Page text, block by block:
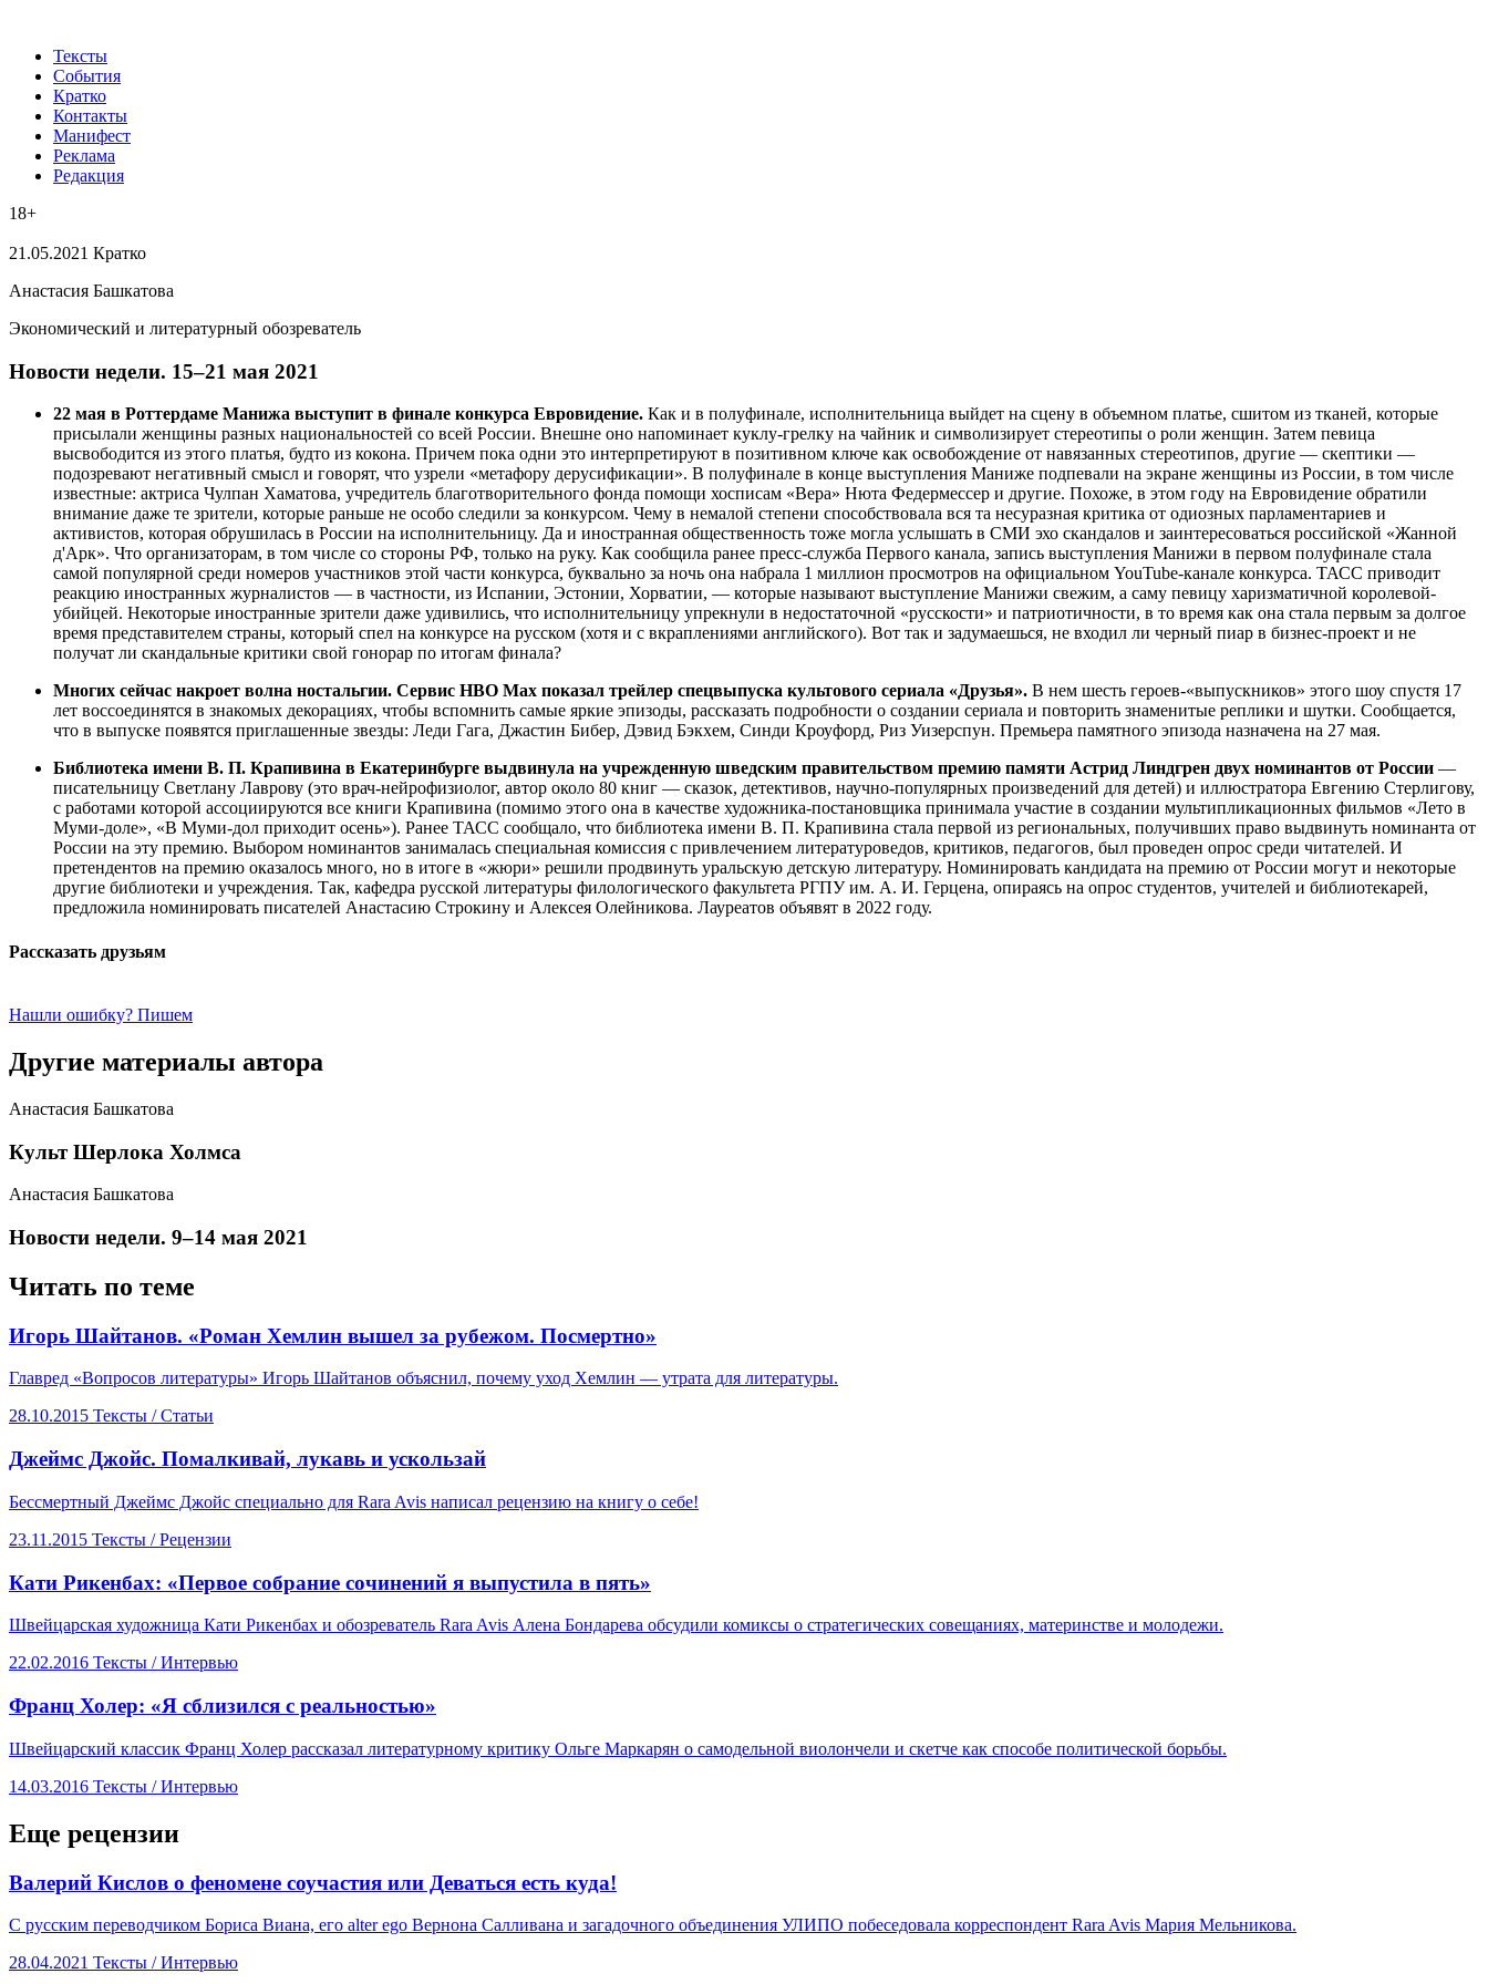
Тексты
События
Кратко
Контакты
Манифест
Реклама
Редакция
18+
21.05.2021 Кратко
Анастасия Башкатова
Экономический и литературный обозреватель
​Новости недели. 15–21 мая 2021
22 мая в Роттердаме Манижа выступит в финале конкурса Евровидение. Как и в полуфинале, исполнительница выйдет на сцену в объемном платье, сшитом из тканей, которые
присылали женщины разных национальностей со всей России. Внешне оно напоминает куклу-грелку на чайник и символизирует стереотипы о роли женщин. Затем певица
высвободится из этого платья, будто из кокона. Причем пока одни это интерпретируют в позитивном ключе как освобождение от навязанных стереотипов, другие — скептики —
подозревают негативный смысл и говорят, что узрели «метафору дерусификации». В полуфинале в конце выступления Маниже подпевали на экране женщины из России, в том числе
известные: актриса Чулпан Хаматова, учредитель благотворительного фонда помощи хосписам «Вера» Нюта Федермессер и другие. Похоже, в этом году на Евровидение обратили
внимание даже те зрители, которые раньше не особо следили за конкурсом. Чему в немалой степени способствовала вся та несуразная критика от одиозных парламентариев и
активистов, которая обрушилась в России на исполнительницу. Да и иностранная общественность тоже могла услышать в СМИ эхо скандалов и заинтересоваться российской «Жанной
д'Арк». Что организаторам, в том числе со стороны РФ, только на руку. Как сообщила ранее пресс-служба Первого канала, запись выступления Манижи в первом полуфинале стала
самой популярной среди номеров участников этой части конкурса, буквально за ночь она набрала 1 миллион просмотров на официальном YouTube-канале конкурса. ТАСС приводит
реакцию иностранных журналистов — в частности, из Испании, Эстонии, Хорватии, — которые называют выступление Манижи свежим, а саму певицу харизматичной королевой-
убийцей. Некоторые иностранные зрители даже удивились, что исполнительницу упрекнули в недостаточной «русскости» и патриотичности, в то время как она стала первым за долгое
время представителем страны, который спел на конкурсе на русском (хотя и с вкраплениями английского). Вот так и задумаешься, не входил ли черный пиар в бизнес-проект и не
получат ли скандальные критики свой гонорар по итогам финала?
Многих сейчас накроет волна ностальгии. Сервис HBO Max показал трейлер спецвыпуска культового сериала «Друзья». В нем шесть героев-«выпускников» этого шоу спустя 17
лет воссоединятся в знакомых декорациях, чтобы вспомнить самые яркие эпизоды, рассказать подробности о создании сериала и повторить знаменитые реплики и шутки. Сообщается,
что в выпуске появятся приглашенные звезды: Леди Гага, Джастин Бибер, Дэвид Бэкхем, Синди Кроуфорд, Риз Уизерспун. Премьера памятного эпизода назначена на 27 мая.
Библиотека имени В. П. Крапивина в Екатеринбурге выдвинула на учрежденную шведским правительством премию памяти Астрид Линдгрен двух номинантов от России —
писательницу Светлану Лаврову (это врач-нейрофизиолог, автор около 80 книг — сказок, детективов, научно-популярных произведений для детей) и иллюстратора Евгению Стерлигову,
с работами которой ассоциируются все книги Крапивина (помимо этого она в качестве художника-постановщика принимала участие в создании мультипликационных фильмов «Лето в
Муми-доле», «В Муми-дол приходит осень»). Ранее ТАСС сообщало, что библиотека имени В. П. Крапивина стала первой из региональных, получивших право выдвинуть номинанта от
России на эту премию. Выбором номинантов занималась специальная комиссия с привлечением литературоведов, критиков, педагогов, был проведен опрос среди читателей. И
претендентов на премию оказалось много, но в итоге в «жюри» решили продвинуть уральскую детскую литературу. Номинировать кандидата на премию от России могут и некоторые
другие библиотеки и учреждения. Так, кафедра русской литературы филологического факультета РГПУ им. А. И. Герцена, опираясь на опрос студентов, учителей и библиотекарей,
предложила номинировать писателей Анастасию Строкину и Алексея Олейникова. Лауреатов объявят в 2022 году.
Рассказать друзьям
Нашли ошибку? Пишем
Другие материалы автора
Анастасия Башкатова
Культ Шерлока Холмса
Анастасия Башкатова
Новости недели. 9–14 мая 2021
Читать по теме
​Игорь Шайтанов. «Роман Хемлин вышел за рубежом. Посмертно»
Главред «Вопросов литературы» Игорь Шайтанов объяснил, почему уход Хемлин — утрата для литературы.
28.10.2015 Тексты /Статьи
​Джеймс Джойс. Помалкивай, лукавь и ускользай
Бессмертный Джеймс Джойс специально для Rara Avis написал рецензию на книгу о себе!
23.11.2015 Тексты /Рецензии
​Кати Рикенбах: «Первое собрание сочинений я выпустила в пять»
Швейцарская художница Кати Рикенбах и обозреватель Rara Avis Алена Бондарева обсудили комиксы о стратегических совещаниях, материнстве и молодежи.
22.02.2016 Тексты /Интервью
​Франц Холер: «Я сблизился с реальностью»
Швейцарский классик Франц Холер рассказал литературному критику Ольге Маркарян о самодельной виолончели и скетче как способе политической борьбы.
14.03.2016 Тексты /Интервью
Еще рецензии
Валерий Кислов о феномене соучастия или Деваться есть куда!
С русским переводчиком Бориса Виана, его alter ego Вернона Салливана и загадочного объединения УЛИПО побеседовала корреспондент Rara Avis Мария Мельникова.
28.04.2021 Тексты /Интервью